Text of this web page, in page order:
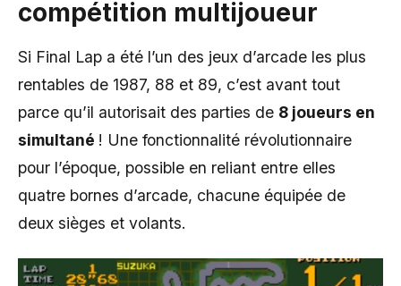
compétition multijoueur
Si Final Lap a été l’un des jeux d’arcade les plus
rentables de 1987, 88 et 89, c’est avant tout
parce qu’il autorisait des parties de 8 joueurs en
simultané ! Une fonctionnalité révolutionnaire
pour l’époque, possible en reliant entre elles
quatre bornes d’arcade, chacune équipée de
deux sièges et volants.